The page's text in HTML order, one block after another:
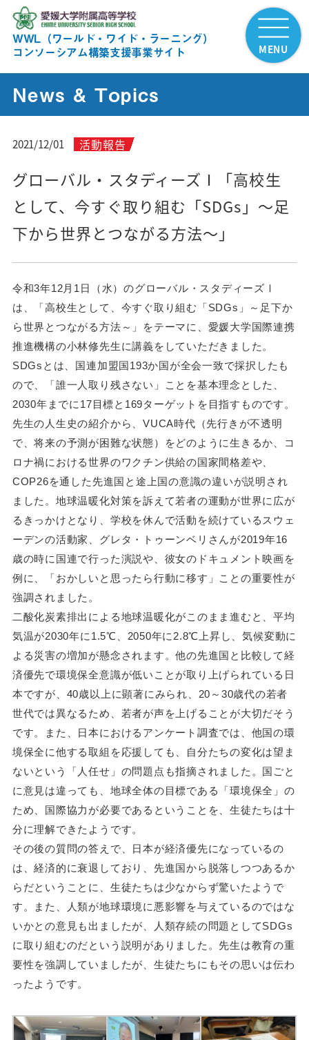
WWL（ワールド・ワイド・ラーニング）
コンソーシアム構築支援事業サイト
MENU
News & Topics
2021/12/01 活動報告
グローバル・スタディーズⅠ「高校生
として、今すぐ取り組む「SDGs」～足
下から世界とつながる方法～」
令和3年12月1日（水）のグローバル・スタディーズⅠ
は、「高校生として、今すぐ取り組む「SDGs」～足下か
ら世界とつながる方法～」をテーマに、愛媛大学国際連携
推進機構の小林修先生に講義をしていただきました。
SDGsとは、国連加盟国193か国が全会一致で採択したも
ので、「誰一人取り残さない」ことを基本理念とした、
2030年までに17目標と169ターゲットを目指すものです。
先生の人生史の紹介から、VUCA時代（先行きが不透明
で、将来の予測が困難な状態）をどのように生きるか、コ
ロナ禍における世界のワクチン供給の国家間格差や、
COP26を通した先進国と途上国の意識の違いが説明され
ました。地球温暖化対策を訴えて若者の運動が世界に広が
るきっかけとなり、学校を休んで活動を続けているスウェ
ーデンの活動家、グレタ・トゥーンベリさんが2019年16
歳の時に国連で行った演説や、彼女のドキュメント映画を
例に、「おかしいと思ったら行動に移す」ことの重要性が
強調されました。
二酸化炭素排出による地球温暖化がこのまま進むと、平均
気温が2030年に1.5℃、2050年に2.8℃上昇し、気候変動に
よる災害の増加が懸念されます。他の先進国と比較して経
済優先で環境保全意識が低いことが取り上げられている日
本ですが、40歳以上に顕著にみられ、20～30歳代の若者
世代では異なるため、若者が声を上げることが大切だそう
です。また、日本におけるアンケート調査では、他国の環
境保全に他する取組を応援しても、自分たちの変化は望ま
ないという「人任せ」の問題点も指摘されました。国ごと
に意見は違っても、地球全体の目標である「環境保全」の
ため、国際協力が必要であるということを、生徒たちは十
分に理解できたようです。
その後の質問の答えで、日本が経済優先になっているの
は、経済的に衰退しており、先進国から脱落しつつあるか
らだということに、生徒たちは少なからず驚いたようで
す。また、人類が地球環境に悪影響を与えているのではな
いかとの意見も出ましたが、人類存続の問題としてSDGs
に取り組むのだという説明がありました。先生は教育の重
要性を強調していましたが、生徒たちにもその思いは伝わ
ったようです。